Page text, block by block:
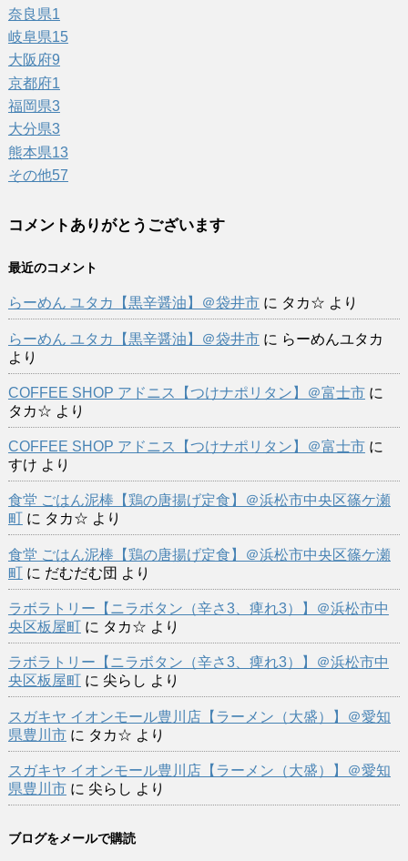
奈良県1
岐阜県15
大阪府9
京都府1
福岡県3
大分県3
熊本県13
その他57
コメントありがとうございます
最近のコメント
らーめん ユタカ【黒辛醤油】＠袋井市に タカ☆ より
らーめん ユタカ【黒辛醤油】＠袋井市に らーめんユタカ
より
COFFEE SHOP アドニス【つけナポリタン】＠富士市に
タカ☆ より
COFFEE SHOP アドニス【つけナポリタン】＠富士市に
すけ より
食堂 ごはん泥棒【鶏の唐揚げ定食】＠浜松市中央区篠ケ瀬
町に タカ☆ より
食堂 ごはん泥棒【鶏の唐揚げ定食】＠浜松市中央区篠ケ瀬
町に だむだむ団 より
ラボラトリー【ニラボタン（辛さ3、痺れ3）】＠浜松市中
央区板屋町に タカ☆ より
ラボラトリー【ニラボタン（辛さ3、痺れ3）】＠浜松市中
央区板屋町に 尖らし より
スガキヤ イオンモール豊川店【ラーメン（大盛）】＠愛知
県豊川市に タカ☆ より
スガキヤ イオンモール豊川店【ラーメン（大盛）】＠愛知
県豊川市に 尖らし より
ブログをメールで購読